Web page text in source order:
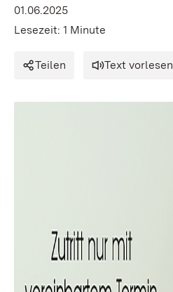
01.06.2025
Lesezeit: 1 Minute
Teilen Text vorlesen